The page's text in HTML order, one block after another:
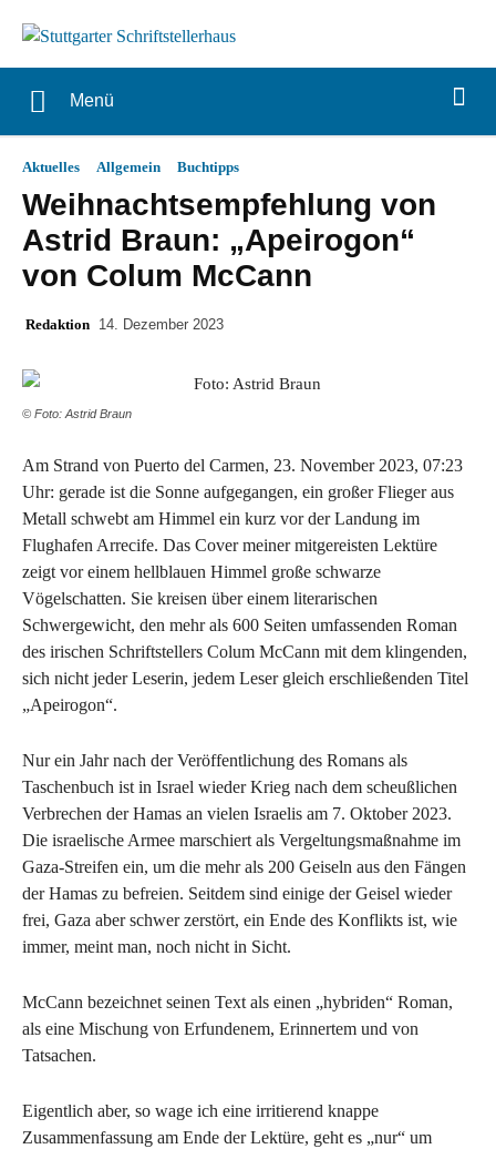
Menü
Aktuelles Allgemein Buchtipps
Weihnachtsempfehlung von
Astrid Braun: „Apeirogon“
von Colum McCann
Redaktion 14. Dezember 2023
© Foto: Astrid Braun
Am Strand von Puerto del Carmen, 23. November 2023, 07:23
Uhr: gerade ist die Sonne aufgegangen, ein großer Flieger aus
Metall schwebt am Himmel ein kurz vor der Landung im
Flughafen Arrecife. Das Cover meiner mitgereisten Lektüre
zeigt vor einem hellblauen Himmel große schwarze
Vögelschatten. Sie kreisen über einem literarischen
Schwergewicht, den mehr als 600 Seiten umfassenden Roman
des irischen Schriftstellers Colum McCann mit dem klingenden,
sich nicht jeder Leserin, jedem Leser gleich erschließenden Titel
„Apeirogon“.
Nur ein Jahr nach der Veröffentlichung des Romans als
Taschenbuch ist in Israel wieder Krieg nach dem scheußlichen
Verbrechen der Hamas an vielen Israelis am 7. Oktober 2023.
Die israelische Armee marschiert als Vergeltungsmaßnahme im
Gaza-Streifen ein, um die mehr als 200 Geiseln aus den Fängen
der Hamas zu befreien. Seitdem sind einige der Geisel wieder
frei, Gaza aber schwer zerstört, ein Ende des Konflikts ist, wie
immer, meint man, noch nicht in Sicht.
McCann bezeichnet seinen Text als einen „hybriden“ Roman,
als eine Mischung von Erfundenem, Erinnertem und von
Tatsachen.
Eigentlich aber, so wage ich eine irritierend knappe
Zusammenfassung am Ende der Lektüre, geht es „nur“ um